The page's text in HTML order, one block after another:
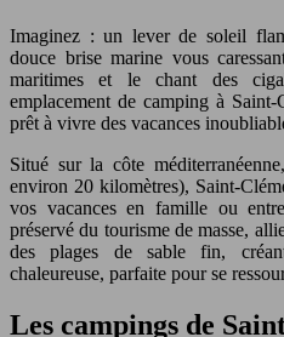
Imaginez : un lever de soleil
douce brise marine vous
maritimes et le chant des
emplacement de camping à
prêt à vivre des vacances
Situé sur la côte
environ 20 kilomètres), Saint-
vos vacances en famille ou
préservé du tourisme de masse,
des plages de sable fin,
chaleureuse, parfaite pour se
Les campings de